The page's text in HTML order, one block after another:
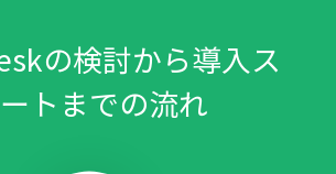
の検討から導入ス
トまでの流れ